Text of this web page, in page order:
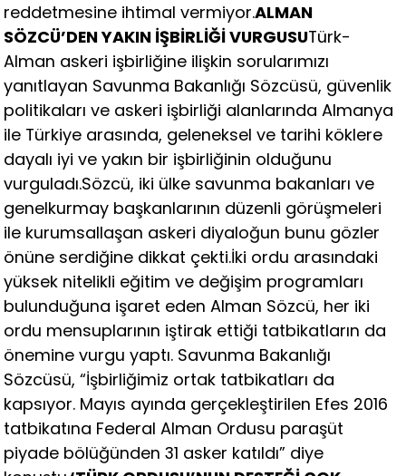
reddetmesine ihtimal vermiyor.ALMAN
SÖZCÜ’DEN YAKIN İŞBİRLİĞİ VURGUSUTürk-
Alman askeri işbirliğine ilişkin sorularımızı
yanıtlayan Savunma Bakanlığı Sözcüsü, güvenlik
politikaları ve askeri işbirliği alanlarında Almanya
ile Türkiye arasında, geleneksel ve tarihi köklere
dayalı iyi ve yakın bir işbirliğinin olduğunu
vurguladı.Sözcü, iki ülke savunma bakanları ve
genelkurmay başkanlarının düzenli görüşmeleri
ile kurumsallaşan askeri diyaloğun bunu gözler
önüne serdiğine dikkat çekti.İki ordu arasındaki
yüksek nitelikli eğitim ve değişim programları
bulunduğuna işaret eden Alman Sözcü, her iki
ordu mensuplarının iştirak ettiği tatbikatların da
önemine vurgu yaptı. Savunma Bakanlığı
Sözcüsü, “İşbirliğimiz ortak tatbikatları da
kapsıyor. Mayıs ayında gerçekleştirilen Efes 2016
tatbikatına Federal Alman Ordusu paraşüt
piyade bölüğünden 31 asker katıldı” diye